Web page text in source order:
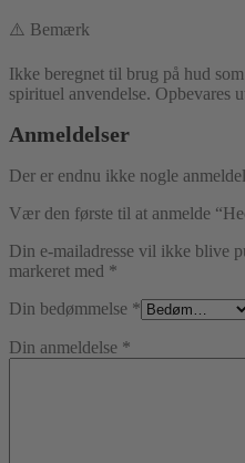
⚠️ Bemærk
Ikke beregnet til brug på hud
spirituel anvendelse. Opbevares
Anmeldelser
Der er endnu ikke nogle
Vær den første til at anmelde
Din e-mailadresse vil ikke blive
markeret med *
Din bedømmelse *
Din anmeldelse *